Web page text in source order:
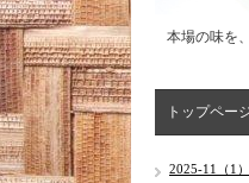
本場の味を
トップペー
2025-11（1）